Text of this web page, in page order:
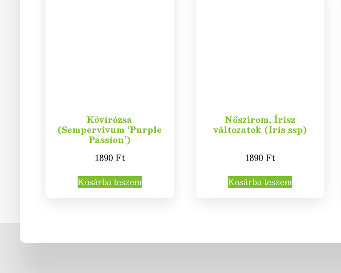
Kövirózsa
(Sempervivum ‘Purple
Passion’)
1890 Ft
Kosárba teszem
Nőszirom, Írisz
változatok (Iris ssp)
1890Ft
Kosárba teszem